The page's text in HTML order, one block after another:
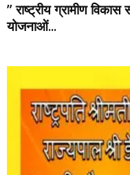
” राष्ट्रीय ग्रामीण
योजनाओं...